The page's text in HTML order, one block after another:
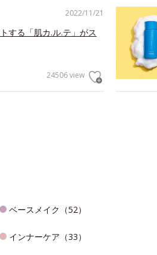
2022/11/21
する「肌カ.ル.テ」がス
24506 view
ベースメイク（52）
インナーケア（33）